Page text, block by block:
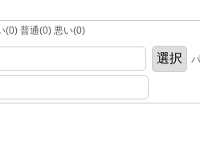
普通(0) 悪い(0)